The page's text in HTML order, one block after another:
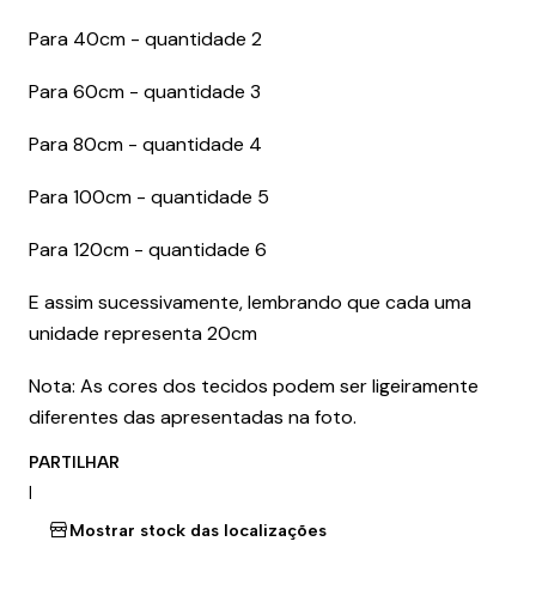
Para 40cm - quantidade 2
Para 60cm - quantidade 3
Para 80cm - quantidade 4
Para 100cm - quantidade 5
Para 120cm - quantidade 6
E assim sucessivamente, lembrando que cada uma
unidade representa 20cm
Nota: As cores dos tecidos podem ser ligeiramente
diferentes das apresentadas na foto.
PARTILHAR
|
Mostrar stock das localizações